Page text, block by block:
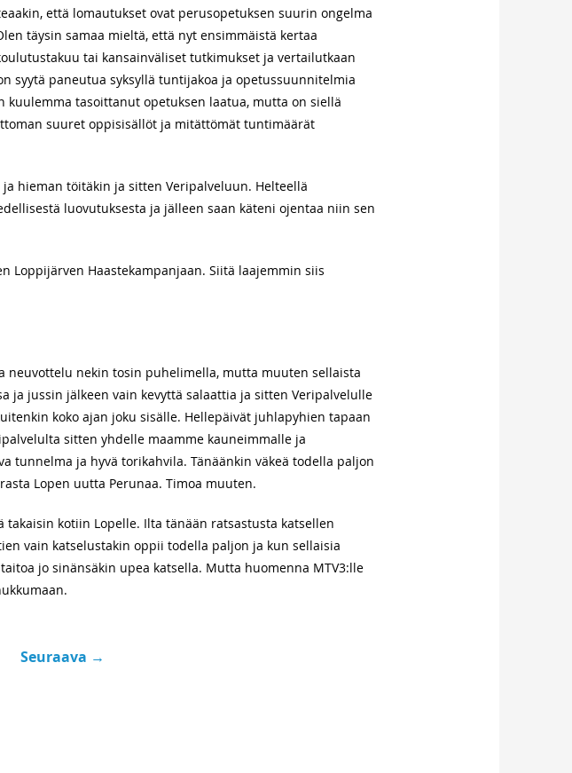
että lomautukset ovat perusopetuksen suurin ongelma
täysin samaa mieltä, että nyt ensimmäistä kertaa
tai kansainväliset tutkimukset ja vertailutkaan
syytä paneutua syksyllä tuntijakoa ja opetussuunnitelmia
kuulemma tasoittanut opetuksen laatua, mutta on siellä
suuret oppisisällöt ja mitättömät tuntimäärät
hieman töitäkin ja sitten Veripalveluun. Helteellä
luovutuksesta ja jälleen saan käteni ojentaa niin sen
Loppijärven Haastekampanjaan. Siitä laajemmin siis
neuvottelu nekin tosin puhelimella, mutta muuten sellaista
ja jussin jälkeen vain kevyttä salaattia ja sitten Veripalvelulle
koko ajan joku sisälle. Hellepäivät juhlapyhien tapaan
sitten yhdelle maamme kauneimmalle ja
tunnelma ja hyvä torikahvila. Tänäänkin väkeä todella paljon
Lopen uutta Perunaa. Timoa muuten.
kotiin Lopelle. Ilta tänään ratsastusta katsellen
vain katselustakin oppii todella paljon ja kun sellaisia
jo sinänsäkin upea katsella. Mutta huomenna MTV3:lle
Seuraava →